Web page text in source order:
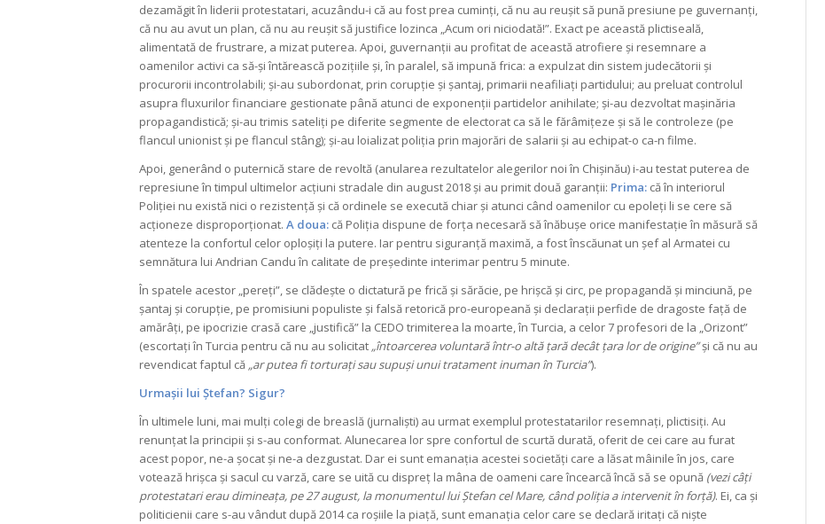
dezamăgit în liderii protestatari, acuzându-i că au fost prea cuminți, că nu au reușit să pună presiune pe guvernanți,
că nu au avut un plan, că nu au reușit să justifice lozinca „Acum ori niciodată!”. Exact pe această plictiseală,
alimentată de frustrare, a mizat puterea. Apoi, guvernanții au profitat de această atrofiere și resemnare a
oamenilor activi ca să-și întărească pozițiile și, în paralel, să impună frica: a expulzat din sistem judecătorii și
procurorii incontrolabili; și-au subordonat, prin corupție și șantaj, primarii neafiliați partidului; au preluat controlul
asupra fluxurilor financiare gestionate până atunci de exponenții partidelor anihilate; și-au dezvoltat mașinăria
propagandistică; și-au trimis sateliți pe diferite segmente de electorat ca să le fărâmițeze și să le controleze (pe
flancul unionist și pe flancul stâng); și-au loializat poliția prin majorări de salarii și au echipat-o ca-n filme.
Apoi, generând o puternică stare de revoltă (anularea rezultatelor alegerilor noi în Chișinău) i-au testat puterea de
represiune în timpul ultimelor acțiuni stradale din august 2018 și au primit două garanții: Prima: că în interiorul
Poliției nu există nici o rezistență și că ordinele se execută chiar și atunci când oamenilor cu epoleți li se cere să
acționeze disproporționat. A doua: că Poliția dispune de forța necesară să înăbușe orice manifestație în măsură să
atenteze la confortul celor oploșiți la putere. Iar pentru siguranță maximă, a fost înscăunat un șef al Armatei cu
semnătura lui Andrian Candu în calitate de președinte interimar pentru 5 minute.
În spatele acestor „pereți”, se clădește o dictatură pe frică și sărăcie, pe hrișcă și circ, pe propagandă și minciună, pe
șantaj și corupție, pe promisiuni populiste și falsă retorică pro-europeană și declarații perfide de dragoste față de
amărâți, pe ipocrizie crasă care „justifică” la CEDO trimiterea la moarte, în Turcia, a celor 7 profesori de la „Orizont”
(escortați în Turcia pentru că nu au solicitat „întoarcerea voluntară într-o altă țară decât țara lor de origine”și că nu au
revendicat faptul că „ar putea fi torturați sau supuși unui tratament inuman în Turcia”).
Urmașii lui Ștefan? Sigur?
În ultimele luni, mai mulți colegi de breaslă (jurnaliști) au urmat exemplul protestatarilor resemnați, plictisiți. Au
renunțat la principii și s-au conformat. Alunecarea lor spre confortul de scurtă durată, oferit de cei care au furat
acest popor, ne-a șocat și ne-a dezgustat. Dar ei sunt emanația acestei societăți care a lăsat mâinile în jos, care
votează hrișca și sacul cu varză, care se uită cu dispreț la mâna de oameni care încearcă încă să se opună (vezi câți
protestatari erau dimineața, pe 27 august, la monumentul lui Ștefan cel Mare, când poliția a intervenit în forță). Ei, ca și
politicienii care s-au vândut după 2014 ca roșiile la piață, sunt emanația celor care se declară iritați că niște